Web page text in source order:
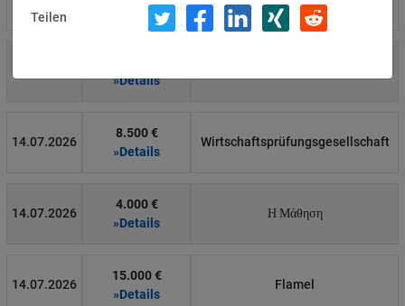
»Details
»Details
14.07.2026
8.500 €
»Details
Wirtschaftsprüfungsgesellschaft
14.07.2026
4.000 €
»Details
Η Μάθηση
14.07.2026
15.000 €
»Details
Flamel
Teilen